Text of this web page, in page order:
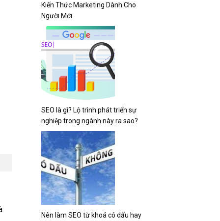
Kiến Thức Marketing Dành Cho
Người Mới
SEO là gì? Lộ trình phát triển sự
nghiệp trong ngành này ra sao?
Nên làm SEO từ khoá có dấu hay